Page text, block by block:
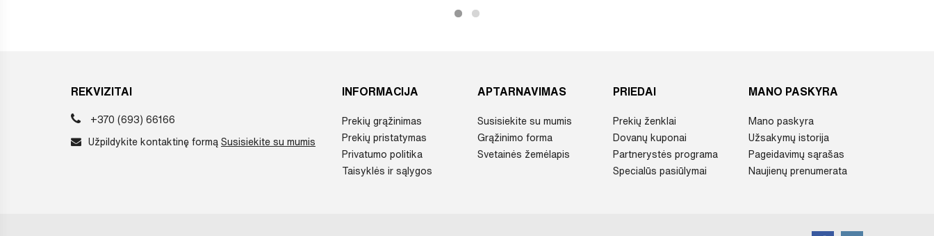
REKVIZITAI
+370 (693) 66166
Užpildykite kontaktinę formą Susisiekite su mumis
INFORMACIJA
Prekių grąžinimas
Prekių pristatymas
Privatumo politika
Taisyklės ir sąlygos
APTARNAVIMAS
Susisiekite su mumis
Grąžinimo forma
Svetainės žemėlapis
PRIEDAI
Prekių ženklai
Dovanų kuponai
Partnerystės programa
Specialūs pasiūlymai
MANO PASKYRA
Mano paskyra
Užsakymų istorija
Pageidavimų sąrašas
Naujienų prenumerata